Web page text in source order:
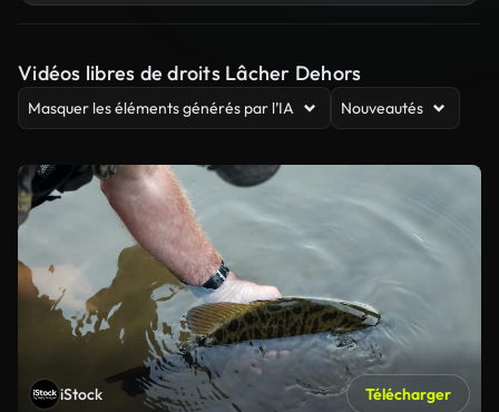
Vidéos libres de droits Lâcher Dehors
Masquer les éléments générés par l’IA Nouveautés
iStock Télécharger